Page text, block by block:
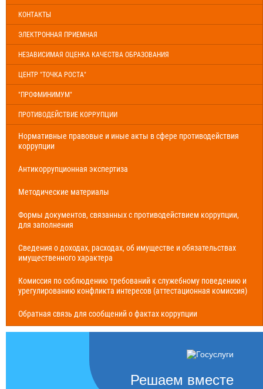
КОНТАКТЫ
ЭЛЕКТРОННАЯ ПРИЕМНАЯ
НЕЗАВИСИМАЯ ОЦЕНКА КАЧЕСТВА ОБРАЗОВАНИЯ
ЦЕНТР "ТОЧКА РОСТА"
"ПРОФМИНИМУМ"
ПРОТИВОДЕЙСТВИЕ КОРРУПЦИИ
Нормативные правовые и иные акты в сфере противодействия
коррупции
Антикоррупционная экспертиза
Методические материалы
Формы документов, связанных с противодействием коррупции,
для заполнения
Сведения о доходах, расходах, об имуществе и обязательствах
имущественного характера
Комиссия по соблюдению требований к служебному поведению и
урегулированию конфликта интересов (аттестационная комиссия)
Обратная связь для сообщений о фактах коррупции
Решаем вместе